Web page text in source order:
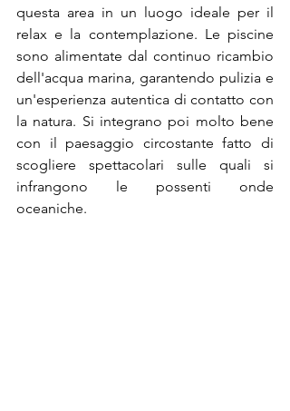
questa area in un luogo ideale per il
relax e la contemplazione. Le piscine
sono alimentate dal continuo ricambio
dell'acqua marina, garantendo pulizia e
un'esperienza autentica di contatto con
la natura. Si integrano poi molto bene
con il paesaggio circostante fatto di
scogliere spettacolari sulle quali si
infrangono le possenti onde
oceaniche.